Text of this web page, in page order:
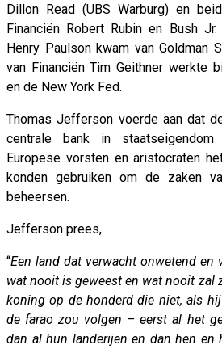
Dillon Read (UBS Warburg) en
Financiën Robert Rubin en Bush
Henry Paulson kwam van Goldman
van Financiën Tim Geithner werkte
en de New York Fed.
Thomas Jefferson voerde aan dat
centrale bank in
Europese vorsten en aristocraten
konden gebruiken om de zaken
beheersen.
Jefferson prees,
“Een land dat verwacht onwetend en
wat nooit is geweest en wat nooit zal
koning op de honderd die niet, als
de farao zou volgen – eerst al het
dan al hun landerijen en dan hen en